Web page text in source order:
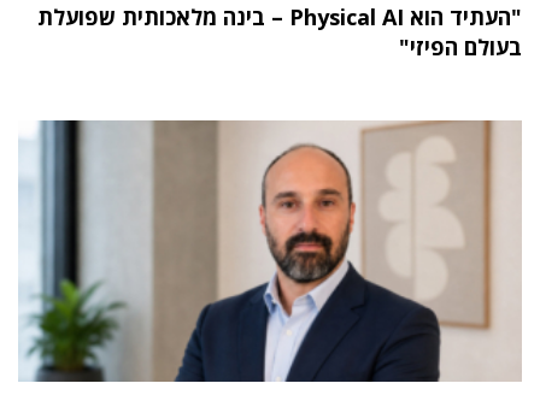
"העתיד הוא Physical AI – בינה מלאכותית שפועלת
בעולם הפיזי"